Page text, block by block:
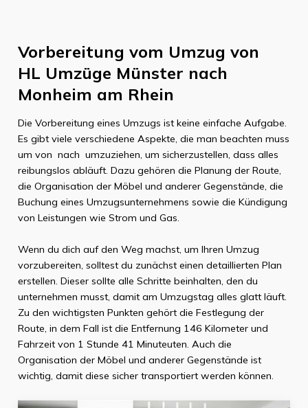
Vorbereitung vom Umzug von
HL Umzüge Münster nach
Monheim am Rhein
Die Vorbereitung eines Umzugs ist keine einfache Aufgabe.
Es gibt viele verschiedene Aspekte, die man beachten muss
um von nach umzuziehen, um sicherzustellen, dass alles
reibungslos abläuft. Dazu gehören die Planung der Route,
die Organisation der Möbel und anderer Gegenstände, die
Buchung eines Umzugsunternehmens sowie die Kündigung
von Leistungen wie Strom und Gas.
Wenn du dich auf den Weg machst, um Ihren Umzug
vorzubereiten, solltest du zunächst einen detaillierten Plan
erstellen. Dieser sollte alle Schritte beinhalten, den du
unternehmen musst, damit am Umzugstag alles glatt läuft.
Zu den wichtigsten Punkten gehört die Festlegung der
Route, in dem Fall ist die Entfernung 146 Kilometerund
Fahrzeit von 1 Stunde 41 Minuteuten. Auch die
Organisation der Möbel und anderer Gegenstände ist
wichtig, damit diese sicher transportiert werden können.